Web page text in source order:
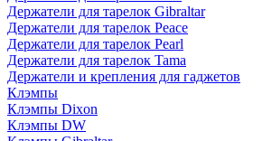
Держатели для тарелок Gibraltar
Держатели для тарелок Peace
Держатели для тарелок Pearl
Держатели для тарелок Tama
Держатели и крепления для гаджетов
Клэмпы
Клэмпы Dixon
Клэмпы DW